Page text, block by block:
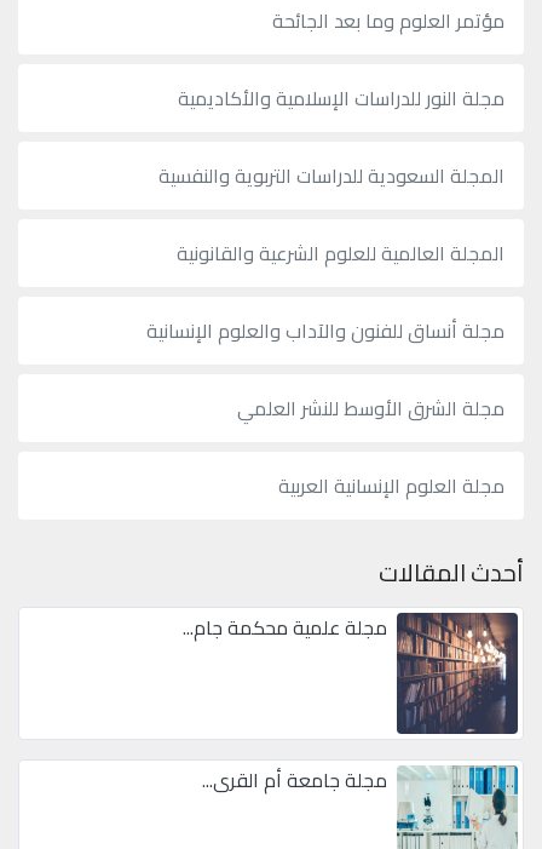
مؤتمر العلوم وما بعد الجائحة
مجلة النور للدراسات الإسلامية والأكاديمية
المجلة السعودية للدراسات التربوية والنفسية
المجلة العالمية للعلوم الشرعية والقانونية
مجلة أنساق للفنون والآداب والعلوم الإنسانية
مجلة الشرق الأوسط للنشر العلمي
مجلة العلوم الإنسانية العربية
أحدث المقالات
مجلة علمية محكمة جام...
مجلة جامعة أم القرى...